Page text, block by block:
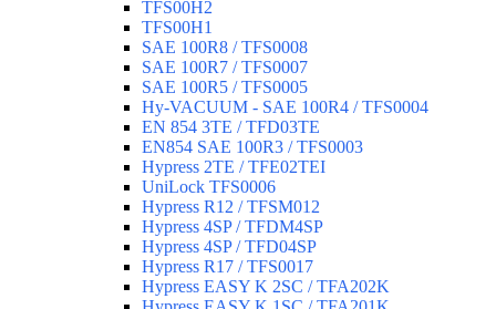
TFS00H2
TFS00H1
SAE 100R8 / TFS0008
SAE 100R7 / TFS0007
SAE 100R5 / TFS0005
Hy-VACUUM - SAE 100R4 / TFS0004
EN 854 3TE / TFD03TE
EN854 SAE 100R3 / TFS0003
Hypress 2TE / TFE02TEI
UniLock TFS0006
Hypress R12 / TFSM012
Hypress 4SP / TFDM4SP
Hypress 4SP / TFD04SP
Hypress R17 / TFS0017
Hypress EASY K 2SC / TFA202K